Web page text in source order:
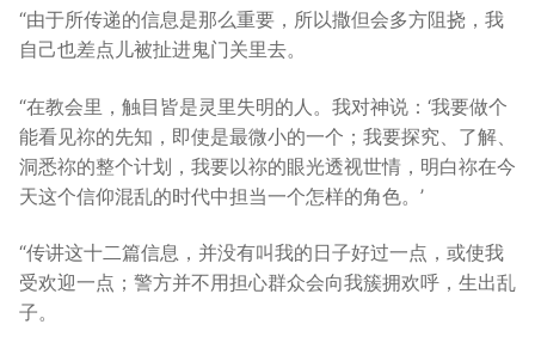
“由于所传递的信息是那么重要，所以撒但会多方阻挠，我
自己也差点儿被扯进鬼门关里去。
“在教会里，触目皆是灵里失明的人。我对神说：‘我要做个
能看见祢的先知，即使是最微小的一个；我要探究、了解、
洞悉祢的整个计划，我要以祢的眼光透视世情，明白祢在今
天这个信仰混乱的时代中担当一个怎样的角色。’
“传讲这十二篇信息，并没有叫我的日子好过一点，或使我
受欢迎一点；警方并不用担心群众会向我簇拥欢呼，生出乱
子。